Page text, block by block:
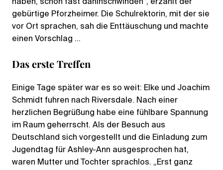
haben, schon fast dahinschwinden“, erzählt der
gebürtige Pforzheimer. Die Schulrektorin, mit der sie
vor Ort sprachen, sah die Enttäuschung und machte
einen Vorschlag …
Das erste Treffen
Einige Tage später war es so weit: Elke und Joachim
Schmidt fuhren nach Riversdale. Nach einer
herzlichen Begrüßung habe eine fühlbare Spannung
im Raum geherrscht. Als der Besuch aus
Deutschland sich vorgestellt und die Einladung zum
Jugendtag für Ashley-Ann ausgesprochen hat,
waren Mutter und Tochter sprachlos. „Erst ganz